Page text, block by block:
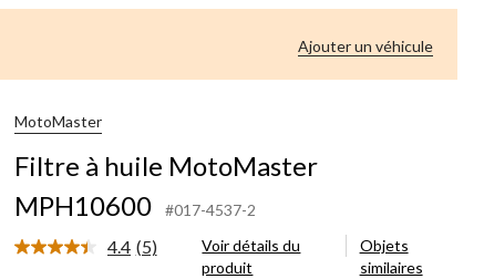
Ajouter un véhicule
MotoMaster
Filtre à huile MotoMaster
MPH10600
#017-4537-2
4.4 Lire
(5)
Voir détails du
produit
Objets
similaires